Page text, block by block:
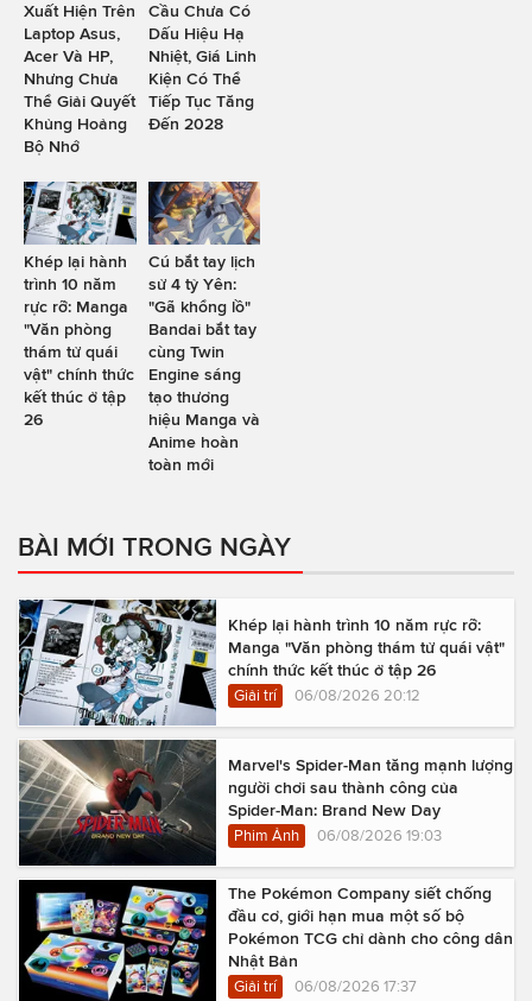
Xuất Hiện Trên
Laptop Asus,
Acer Và HP,
Nhưng Chưa
Thể Giải Quyết
Khủng Hoảng
Bộ Nhớ
Cầu Chưa Có
Dấu Hiệu Hạ
Nhiệt, Giá Linh
Kiện Có Thể
Tiếp Tục Tăng
Đến 2028
Khép lại hành
trình 10 năm
rực rỡ: Manga
"Văn phòng
thám tử quái
vật" chính thức
kết thúc ở tập
26
Cú bắt tay lịch
sử 4 tỷ Yên:
"Gã khổng lồ"
Bandai bắt tay
cùng Twin
Engine sáng
tạo thương
hiệu Manga và
Anime hoàn
toàn mới
BÀI MỚI TRONG NGÀY
Khép lại hành trình 10 năm rực rỡ:
Manga "Văn phòng thám tử quái vật"
chính thức kết thúc ở tập 26
Giải trí 06/08/2026 20:12
Marvel's Spider-Man tăng mạnh lượng
người chơi sau thành công của
Spider-Man: Brand New Day
Phim Ảnh 06/08/2026 19:03
The Pokémon Company siết chống
đầu cơ, giới hạn mua một số bộ
Pokémon TCG chỉ dành cho công dân
Nhật Bản
Giải trí 06/08/2026 17:37